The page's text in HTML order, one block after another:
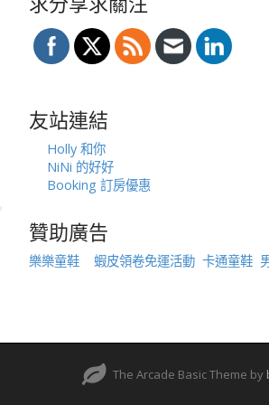
友站連結
Holly 和你
NiNi 的好好
Booking 訂房優惠
贊助廣告
樂樂童鞋 蝦皮領卷免運活動 卡通童鞋
The Arcade Basic Theme by